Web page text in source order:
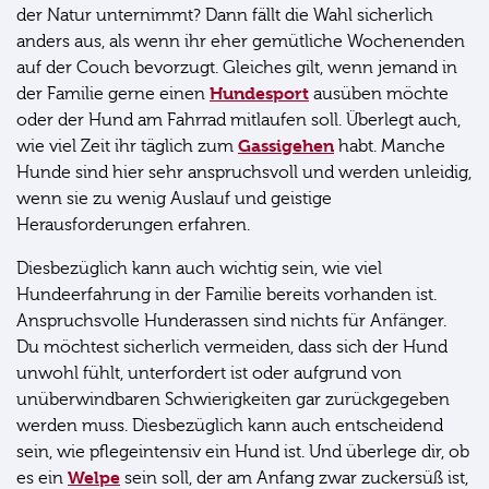
der Natur unternimmt? Dann fällt die Wahl sicherlich
anders aus, als wenn ihr eher gemütliche Wochenenden
auf der Couch bevorzugt. Gleiches gilt, wenn jemand in
der Familie gerne einen Hundesport ausüben möchte
oder der Hund am Fahrrad mitlaufen soll. Überlegt auch,
wie viel Zeit ihr täglich zum Gassigehen habt. Manche
Hunde sind hier sehr anspruchsvoll und werden unleidig,
wenn sie zu wenig Auslauf und geistige
Herausforderungen erfahren.
Diesbezüglich kann auch wichtig sein, wie viel
Hundeerfahrung in der Familie bereits vorhanden ist.
Anspruchsvolle Hunderassen sind nichts für Anfänger.
Du möchtest sicherlich vermeiden, dass sich der Hund
unwohl fühlt, unterfordert ist oder aufgrund von
unüberwindbaren Schwierigkeiten gar zurückgegeben
werden muss. Diesbezüglich kann auch entscheidend
sein, wie pflegeintensiv ein Hund ist. Und überlege dir, ob
es ein Welpe sein soll, der am Anfang zwar zuckersüß ist,